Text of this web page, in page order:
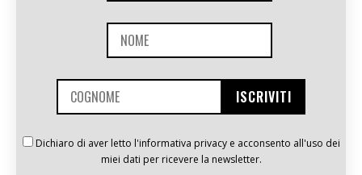
Dichiaro di aver letto l'informativa privacy e acconsento all'uso dei
miei dati per ricevere la newsletter.